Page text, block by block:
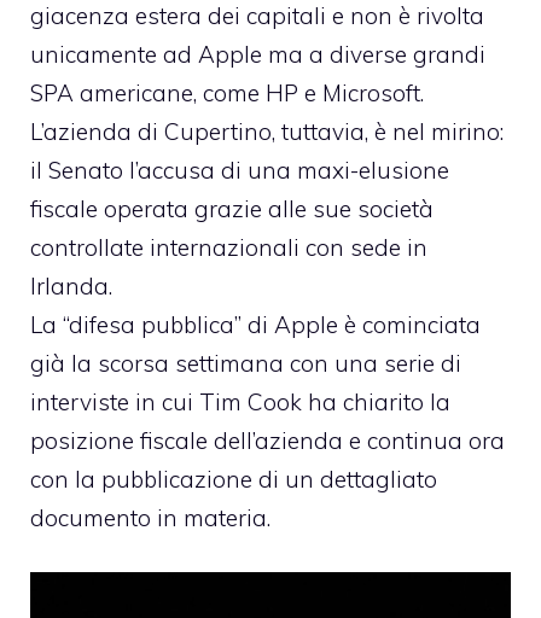
giacenza estera dei capitali e non è rivolta
unicamente ad Apple ma a diverse grandi
SPA americane, come HP e Microsoft.
L’azienda di Cupertino, tuttavia, è nel mirino:
il Senato l’accusa di una maxi-elusione
fiscale operata grazie alle sue società
controllate internazionali con sede in
Irlanda.
La “difesa pubblica” di Apple è cominciata
già la scorsa settimana con una serie di
interviste in cui Tim Cook ha chiarito la
posizione fiscale dell’azienda e continua ora
con la pubblicazione di un dettagliato
documento in materia.